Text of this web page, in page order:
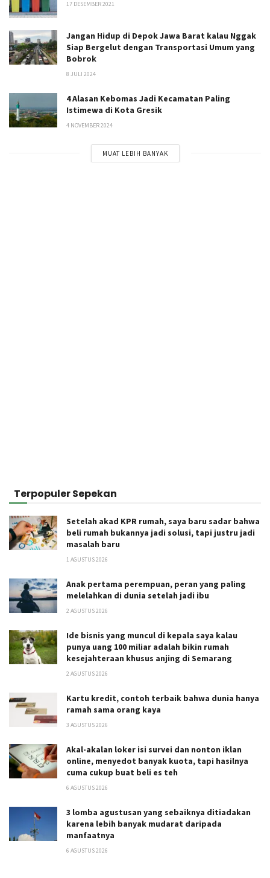
17 DESEMBER 2021
Jangan Hidup di Depok Jawa Barat kalau Nggak
Siap Bergelut dengan Transportasi Umum yang
Bobrok
8 JULI 2024
4 Alasan Kebomas Jadi Kecamatan Paling
Istimewa di Kota Gresik
4 NOVEMBER 2024
MUAT LEBIH BANYAK
Terpopuler Sepekan
Setelah akad KPR rumah, saya baru sadar bahwa
beli rumah bukannya jadi solusi, tapi justru jadi
masalah baru
1 AGUSTUS 2026
Anak pertama perempuan, peran yang paling
melelahkan di dunia setelah jadi ibu
2 AGUSTUS 2026
Ide bisnis yang muncul di kepala saya kalau
punya uang 100 miliar adalah bikin rumah
kesejahteraan khusus anjing di Semarang
2 AGUSTUS 2026
Kartu kredit, contoh terbaik bahwa dunia hanya
ramah sama orang kaya
3 AGUSTUS 2026
Akal-akalan loker isi survei dan nonton iklan
online, menyedot banyak kuota, tapi hasilnya
cuma cukup buat beli es teh
6 AGUSTUS 2026
3 lomba agustusan yang sebaiknya ditiadakan
karena lebih banyak mudarat daripada
manfaatnya
6 AGUSTUS 2026